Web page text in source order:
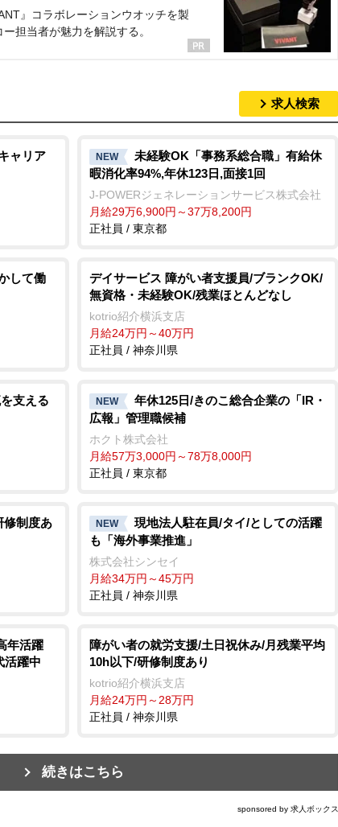
』コラボレーションウオッチを製
担当者が魅力を解説する。
求人検索
ャリア
NEW
未経験OK「事務系総合職」有給休
暇消化率94%,年休123日,面接1回
J-POWERジェネレーションサービス株式会社
月給29万6,900円～37万8,200円
正社員 / 東京都
して働
デイサービス 障がい者支援員/ブランクOK/
無資格・未経験OK/残業ほとんどなし
kotrio紹介横浜支店
月給24万円～40万円
正社員 / 神奈川県
支える
NEW
年休125日/きのこ総合企業の「IR・
広報」管理職候補
ホクト株式会社
月給57万3,000円～78万8,000円
正社員 / 東京都
修制度あ
NEW
現地法人駐在員/タイ/としての活躍
も「海外事業推進」
株式会社シンセイ
月給34万円～45万円
正社員 / 神奈川県
年活躍
活躍中
障がい者の就労支援/土日祝休み/月残業平均
10h以下/研修制度あり
kotrio紹介横浜支店
月給24万円～28万円
正社員 / 神奈川県
続きはこちら
sponsored by 求人ボックス